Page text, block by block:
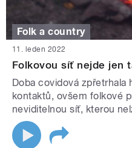
Folk a country
11. leden 2022
Folkovou síť nejde jen
Doba covidová zpřetrhala
kontaktů, ovšem folkové
neviditelnou síť, kterou